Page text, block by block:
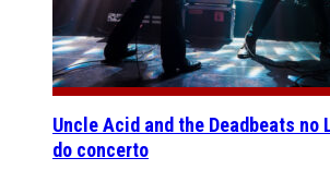
Uncle Acid and the Deadbeats no
do concerto